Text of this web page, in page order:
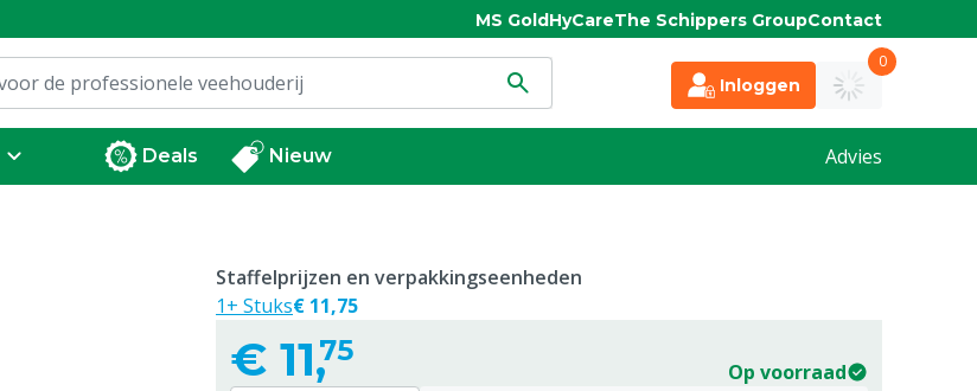
MS GoldHyCareThe Schippers GroupContact
Inloggen
0
Deals Nieuw Advies
€ 11,75
Op voorraad
Staffelprijzen en verpakkingseenheden
1+ Stuks€ 11,75